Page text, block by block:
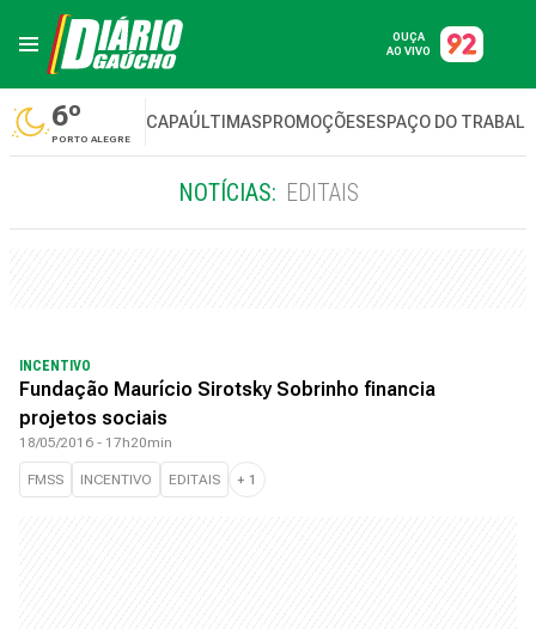
OUÇA
AO VIVO
6º
PORTO ALEGRE
CAPAÚLTIMASPROMOÇÕESESPAÇO DO
NOTÍCIAS: EDITAIS
INCENTIVO
Fundação Maurício Sirotsky Sobrinho financia
projetos sociais
18/05/2016 - 17h20min
FMSS INCENTIVO EDITAIS + 1